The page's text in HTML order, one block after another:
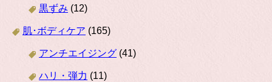
黒ずみ (12)
肌･ボディケア (165)
アンチエイジング (41)
ハリ・弾力 (11)